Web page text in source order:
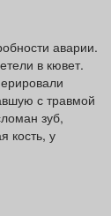
аварии.
в кювет.
с травмой
зуб,
кость, у